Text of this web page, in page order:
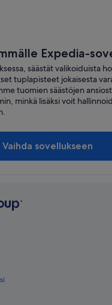
Expedia-
säästät valikoiduista
tuplapisteet jokaisesta
tuomien säästöjen
minkä lisäksi voit
Vaihda sovellukseen